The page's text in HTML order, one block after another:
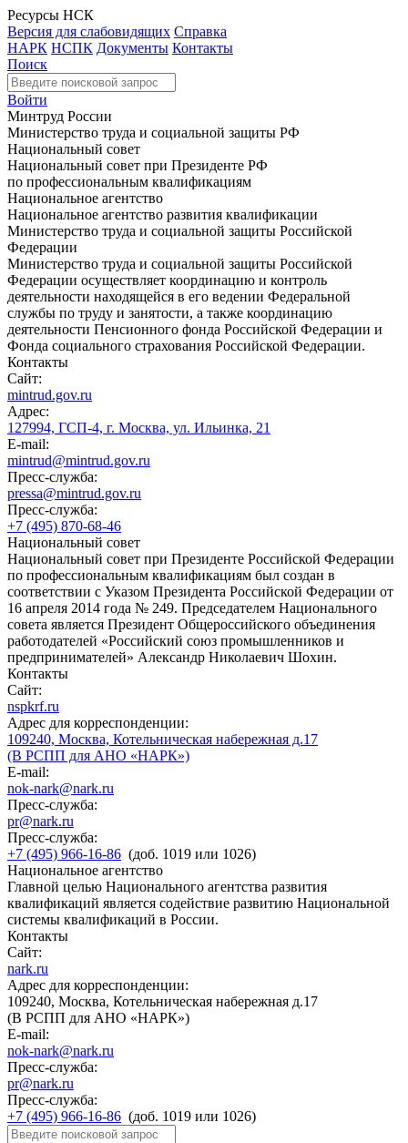
Ресурсы НСК
Версия для слабовидящих Справка
НАРК НСПК Документы Контакты
Поиск
Войти
Минтруд России
Министерство труда и социальной защиты РФ
Национальный совет
Национальный совет при Президенте РФ
по профессиональным квалификациям
Национальное агентство
Национальное агентство развития квалификации
Министерство труда и социальной защиты Российской
Федерации
Министерство труда и социальной защиты Российской
Федерации осуществляет координацию и контроль
деятельности находящейся в его ведении Федеральной
службы по труду и занятости, а также координацию
деятельности Пенсионного фонда Российской Федерации и
Фонда социального страхования Российской Федерации.
Контакты
Сайт:
mintrud.gov.ru
Адрес:
127994, ГСП-4, г. Москва, ул. Ильинка, 21
E-mail:
mintrud@mintrud.gov.ru
Пресс-служба:
pressa@mintrud.gov.ru
Пресс-служба:
+7 (495) 870-68-46
Национальный совет
Национальный совет при Президенте Российской Федерации
по профессиональным квалификациям был создан в
соответствии с Указом Президента Российской Федерации от
16 апреля 2014 года № 249. Председателем Национального
совета является Президент Общероссийского объединения
работодателей «Российский союз промышленников и
предпринимателей» Александр Николаевич Шохин.
Контакты
Сайт:
nspkrf.ru
Адрес для корреспонденции:
109240, Москва, Котельническая набережная д.17
(В РСПП для АНО «НАРК»)
E-mail:
nok-nark@nark.ru
Пресс-служба:
pr@nark.ru
Пресс-служба:
+7 (495) 966-16-86 (доб. 1019 или 1026)
Национальное агентство
Главной целью Национального агентства развития
квалификаций является содействие развитию Национальной
системы квалификаций в России.
Контакты
Сайт:
nark.ru
Адрес для корреспонденции:
109240, Москва, Котельническая набережная д.17
(В РСПП для АНО «НАРК»)
E-mail:
nok-nark@nark.ru
Пресс-служба:
pr@nark.ru
Пресс-служба:
+7 (495) 966-16-86 (доб. 1019 или 1026)